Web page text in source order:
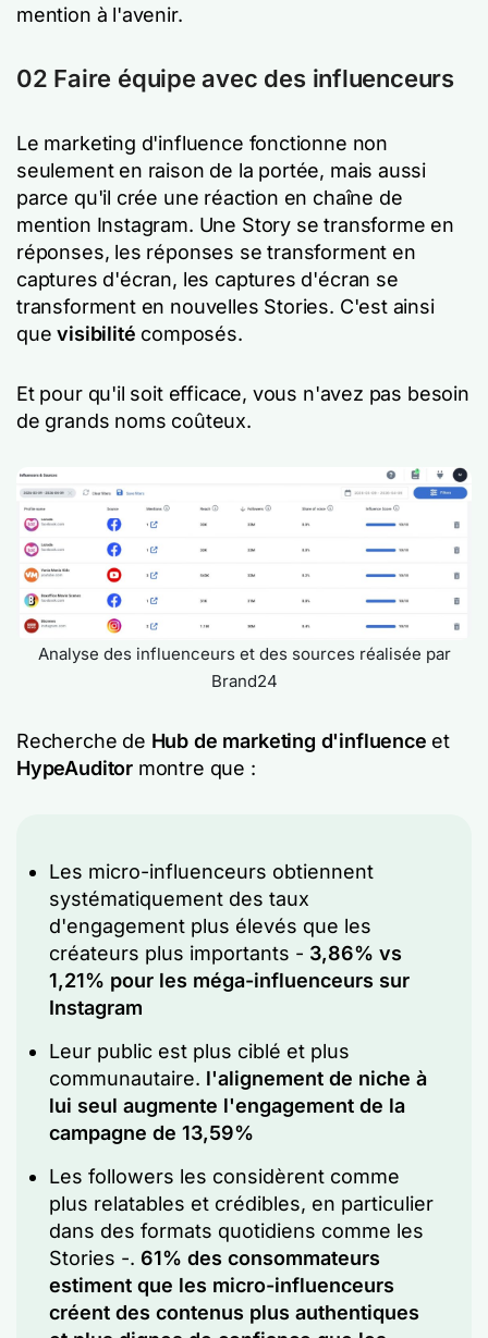
mention à l'avenir.
02 Faire équipe avec des influenceurs
Le marketing d'influence fonctionne non
seulement en raison de la portée, mais aussi
parce qu'il crée une réaction en chaîne de
mention Instagram. Une Story se transforme en
réponses, les réponses se transforment en
captures d'écran, les captures d'écran se
transforment en nouvelles Stories. C'est ainsi
quevisibilité composés.
Et pour qu'il soit efficace, vous n'avez pas besoin
de grands noms coûteux.
Analyse des influenceurs et des sources réalisée par
Brand24
Recherche de Hub de marketing d'influence et
HypeAuditor montre que :
Les micro-influenceurs obtiennent
systématiquement des taux
d'engagement plus élevés que les
créateurs plus importants - 3,86% vs
1,21% pour les méga-influenceurs sur
Instagram
Leur public est plus ciblé et plus
communautaire. l'alignement de niche à
lui seul augmente l'engagement de la
campagne de 13,59%
Les followers les considèrent comme
plus relatables et crédibles, en particulier
dans des formats quotidiens comme les
Stories -. 61% des consommateurs
estiment que les micro-influenceurs
créent des contenus plus authentiques